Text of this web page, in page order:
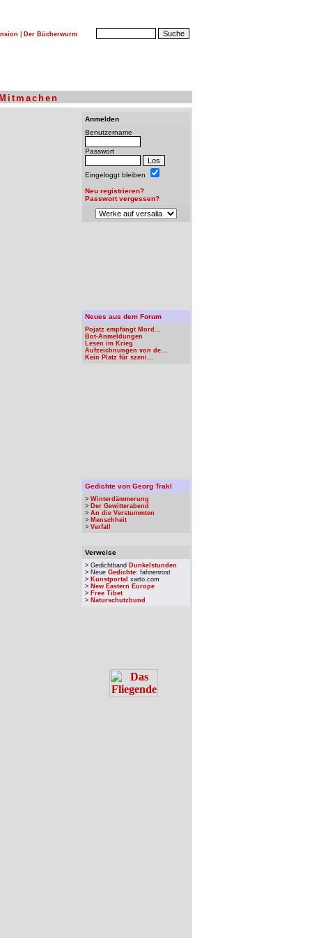
Der Bücherwurm
Mitmachen
Anmelden
Benutzername
Passwort
Eingeloggt bleiben
Neu registrieren?
Passwort vergessen?
Neues aus dem Forum
Pojatz empfängt Mord...
Bot-Anmeldungen
Lesen im Krieg
Aufzeichnungen von de...
Kein Platz für szeni...
Gedichte von Georg Trakl
> Winterdämmerung
> Der Gewitterabend
> An die Verstummten
> Menschheit
> Verfall
Verweise
> Gedichtband Dunkelstunden
> Neue Gedichte: fahnenrost
> Kunstportal xarto.com
> New Eastern Europe
> Free Tibet
> Naturschutzbund